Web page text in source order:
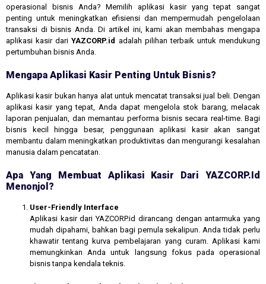
operasional bisnis Anda? Memilih aplikasi kasir yang tepat sangat
penting untuk meningkatkan efisiensi dan mempermudah pengelolaan
transaksi di bisnis Anda. Di artikel ini, kami akan membahas mengapa
aplikasi kasir dariYAZCORP.id adalah pilihan terbaik untuk mendukung
pertumbuhan bisnis Anda.
Mengapa Aplikasi Kasir Penting Untuk Bisnis?
Aplikasi kasir bukan hanya alat untuk mencatat transaksi jual beli. Dengan
aplikasi kasir yang tepat, Anda dapat mengelola stok barang, melacak
laporan penjualan, dan memantau performa bisnis secara real-time. Bagi
bisnis kecil hingga besar, penggunaan aplikasi kasir akan sangat
membantu dalam meningkatkan produktivitas dan mengurangi kesalahan
manusia dalam pencatatan.
Apa Yang Membuat Aplikasi Kasir Dari YAZCORP.id
Menonjol?
User-Friendly Interface
Aplikasi kasir dari YAZCORP.id dirancang dengan antarmuka yang
mudah dipahami, bahkan bagi pemula sekalipun. Anda tidak perlu
khawatir tentang kurva pembelajaran yang curam. Aplikasi kami
memungkinkan Anda untuk langsung fokus pada operasional
bisnis tanpa kendala teknis.